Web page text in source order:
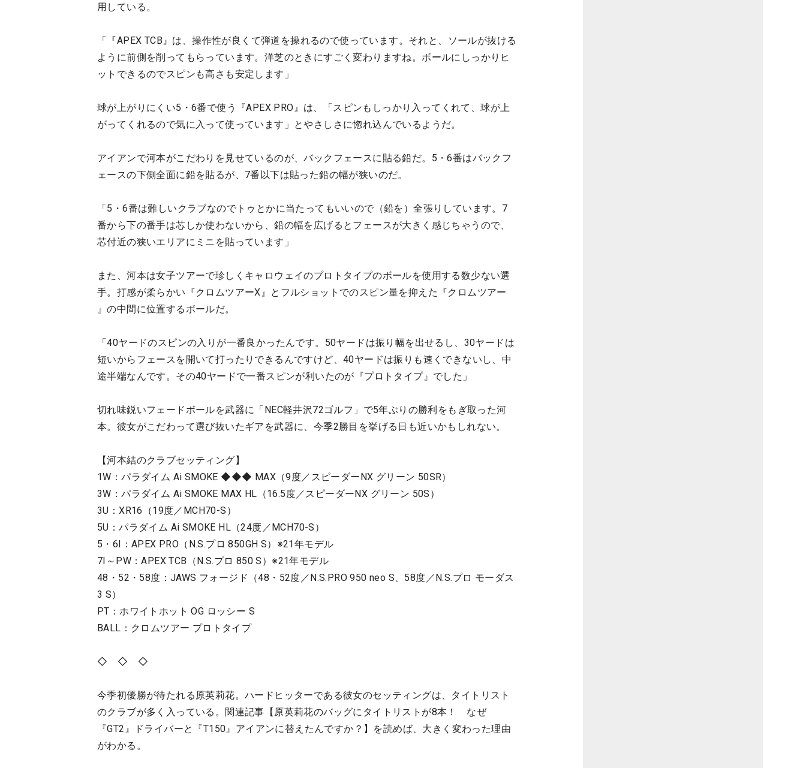
用している。
「『APEX TCB』は、操作性が良くて弾道を操れるので使っています。それと、ソールが抜ける
ように前側を削ってもらっています。洋芝のときにすごく変わりますね。ボールにしっかりヒ
ットできるのでスピンも高さも安定します」
球が上がりにくい5・6番で使う『APEX PRO』は、「スピンもしっかり入ってくれて、球が上
がってくれるので気に入って使っています」とやさしさに惚れ込んでいるようだ。
アイアンで河本がこだわりを見せているのが、バックフェースに貼る鉛だ。5・6番はバックフ
ェースの下側全面に鉛を貼るが、7番以下は貼った鉛の幅が狭いのだ。
「5・6番は難しいクラブなのでトゥとかに当たってもいいので（鉛を）全張りしています。7
番から下の番手は芯しか使わないから、鉛の幅を広げるとフェースが大きく感じちゃうので、
芯付近の狭いエリアにミニを貼っています」
また、河本は女子ツアーで珍しくキャロウェイのプロトタイプのボールを使用する数少ない選
手。打感が柔らかい『クロムツアーX』とフルショットでのスピン量を抑えた『クロムツアー
』の中間に位置するボールだ。
「40ヤードのスピンの入りが一番良かったんです。50ヤードは振り幅を出せるし、30ヤードは
短いからフェースを開いて打ったりできるんですけど、40ヤードは振りも速くできないし、中
途半端なんです。その40ヤードで一番スピンが利いたのが『プロトタイプ』でした」
切れ味鋭いフェードボールを武器に「NEC軽井沢72ゴルフ」で5年ぶりの勝利をもぎ取った河
本。彼女がこだわって選び抜いたギアを武器に、今季2勝目を挙げる日も近いかもしれない。
【河本結のクラブセッティング】
1W：パラダイム Ai SMOKE ◆◆◆ MAX（9度／スピーダーNX グリーン 50SR）
3W：パラダイム Ai SMOKE MAX HL（16.5度／スピーダーNX グリーン 50S）
3U：XR16（19度／MCH70-S）
5U：パラダイム Ai SMOKE HL（24度／MCH70-S）
5・6I：APEX PRO（N.S.プロ 850GH S）※21年モデル
7I～PW：APEX TCB（N.S.プロ 850 S）※21年モデル
48・52・58度：JAWS フォージド（48・52度／N.S.PRO 950 neo S、58度／N.S.プロ モーダス
3 S）
PT：ホワイトホット OG ロッシー S
BALL：クロムツアー プロトタイプ
◇ ◇ ◇
今季初優勝が待たれる原英莉花。ハードヒッターである彼女のセッティングは、タイトリスト
のクラブが多く入っている。関連記事【原英莉花のバッグにタイトリストが8本！ なぜ
『GT2』ドライバーと『T150』アイアンに替えたんですか？】を読めば、大きく変わった理由
がわかる。